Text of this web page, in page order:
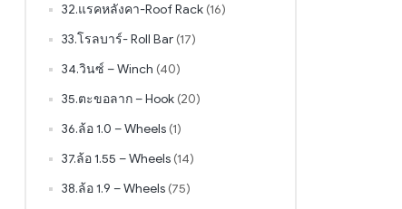
32.แรคหลังคา-Roof Rack (16)
33.โรลบาร์- Roll Bar (17)
34.วินซ์ – Winch (40)
35.ตะขอลาก – Hook (20)
36.ล้อ 1.0 – Wheels (1)
37.ล้อ 1.55 – Wheels (14)
38.ล้อ 1.9 – Wheels (75)